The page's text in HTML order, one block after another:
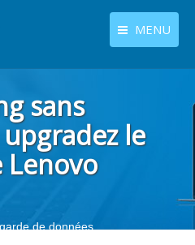
MENU
Centre de téléchargement
Boutique
Contactez-nous
sans
le
Lenovo
de données